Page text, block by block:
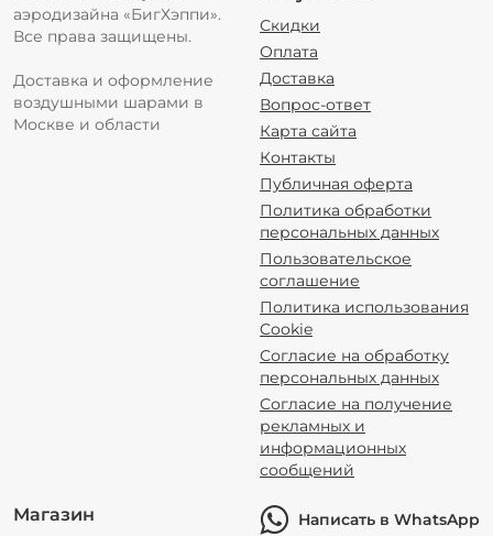
аэродизайна «БигХэппи».
Все права защищены.
Доставка и оформление
воздушными шарами в
Москве и области
Скидки
Оплата
Доставка
Вопрос-ответ
Карта сайта
Контакты
Публичная оферта
Политика обработки
персональных данных
Пользовательское
соглашение
Политика использования
Cookie
Согласие на обработку
персональных данных
Согласие на получение
рекламных и
информационных
сообщений
Магазин
Написать в WhatsApp